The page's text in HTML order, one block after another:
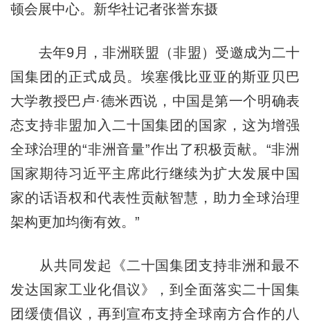
顿会展中心。新华社记者张誉东摄
去年9月，非洲联盟（非盟）受邀成为二十
国集团的正式成员。埃塞俄比亚亚的斯亚贝巴
大学教授巴卢·德米西说，中国是第一个明确表
态支持非盟加入二十国集团的国家，这为增强
全球治理的“非洲音量”作出了积极贡献。“非洲
国家期待习近平主席此行继续为扩大发展中国
家的话语权和代表性贡献智慧，助力全球治理
架构更加均衡有效。”
从共同发起《二十国集团支持非洲和最不
发达国家工业化倡议》，到全面落实二十国集
团缓债倡议，再到宣布支持全球南方合作的八